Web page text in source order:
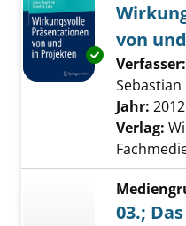
Exemplar-
von
Verfasser:
Sebastian
Jahr: 2012
Verlag:
03.;